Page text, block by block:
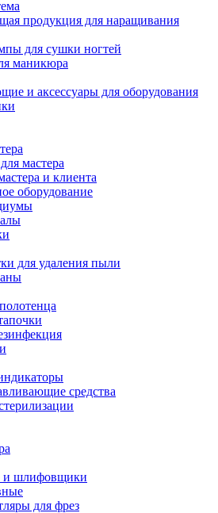
продукция для наращивания
для сушки ногтей
маникюра
и аксессуары для оборудования
мастера
и клиента
оборудование
для удаления пыли
средства
и шлифовщики
для фрез